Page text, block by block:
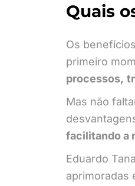
Quais
Os
primeiro
processos,
Mas não
facilitando a
Eduardo
aprimoradas